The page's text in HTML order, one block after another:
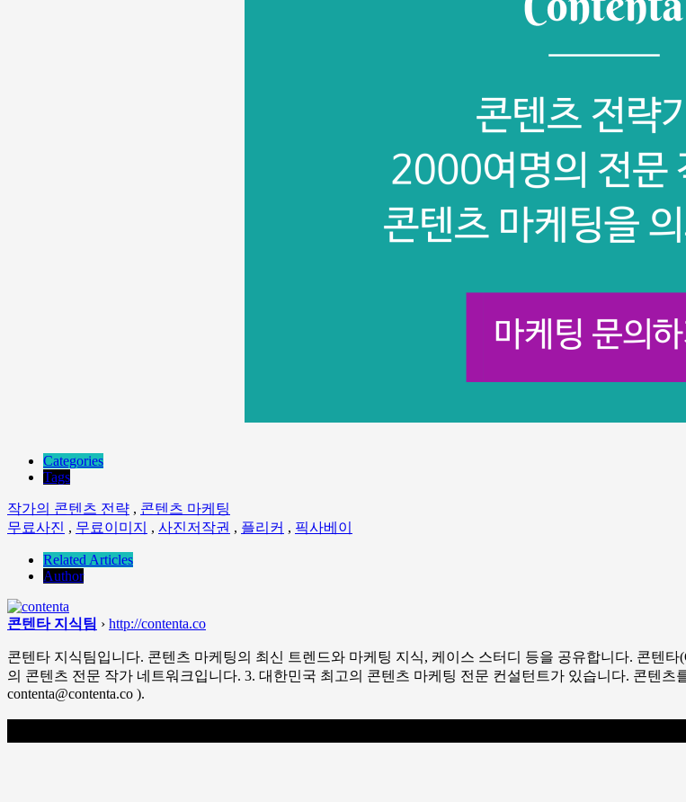
Categories
Tags
작가의 콘텐츠 전략 , 콘텐츠 마케팅
무료사진 , 무료이미지 , 사진저작권 , 플리커 , 픽사베이
Related Articles
Author
콘텐타 지식팀 › http://contenta.co
콘텐타 지식팀입니다. 콘텐츠 마케팅의 최신 트렌드와 마케팅 지식, 케이스 스터디 등을 공유합니다. 콘텐
의 콘텐츠 전문 작가 네트워크입니다. 3. 대한민국 최고의 콘텐츠 마케팅 전문 컨설턴트가 있습니다. 콘텐
contenta@contenta.co ).